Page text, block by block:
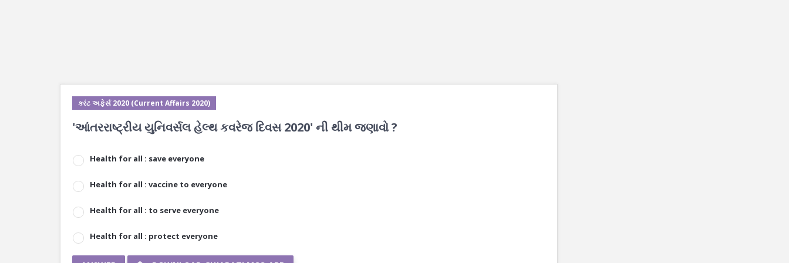
કરંટ અફેર્સ 2020 (Current Affairs 2020)
'આંતરરાષ્ટ્રીય યુનિવર્સલ હેલ્થ કવરેજ દિવસ 2020' ની થીમ જણાવો ?
Health for all : save everyone
Health for all : vaccine to everyone
Health for all : to serve everyone
Health for all : protect everyone